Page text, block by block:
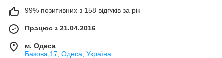
99% позитивних з 158 відгуків за рік
Працює з 21.04.2016
м. Одеса
Базова,17, Одеса, Україна